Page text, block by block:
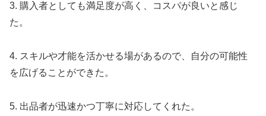
3. 購入者としても満足度が高く、コスパが良いと感じ
た。
4. スキルや才能を活かせる場があるので、自分の可能性
を広げることができた。
5. 出品者が迅速かつ丁寧に対応してくれた。